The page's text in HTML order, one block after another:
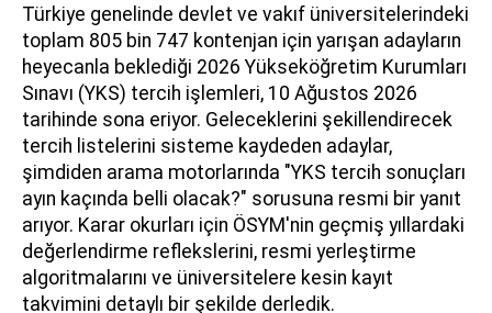
Türkiye genelinde devlet ve vakıf üniversitelerindeki
toplam 805 bin 747 kontenjan için yarışan adayların
heyecanla beklediği 2026 Yükseköğretim Kurumları
Sınavı (YKS) tercih işlemleri, 10 Ağustos 2026
tarihinde sona eriyor. Geleceklerini şekillendirecek
tercih listelerini sisteme kaydeden adaylar,
şimdiden arama motorlarında "YKS tercih sonuçları
ayın kaçında belli olacak?" sorusuna resmi bir yanıt
arıyor. Karar okurları için ÖSYM'nin geçmiş yıllardaki
değerlendirme reflekslerini, resmi yerleştirme
algoritmalarını ve üniversitelere kesin kayıt
takvimini detaylı bir şekilde derledik.